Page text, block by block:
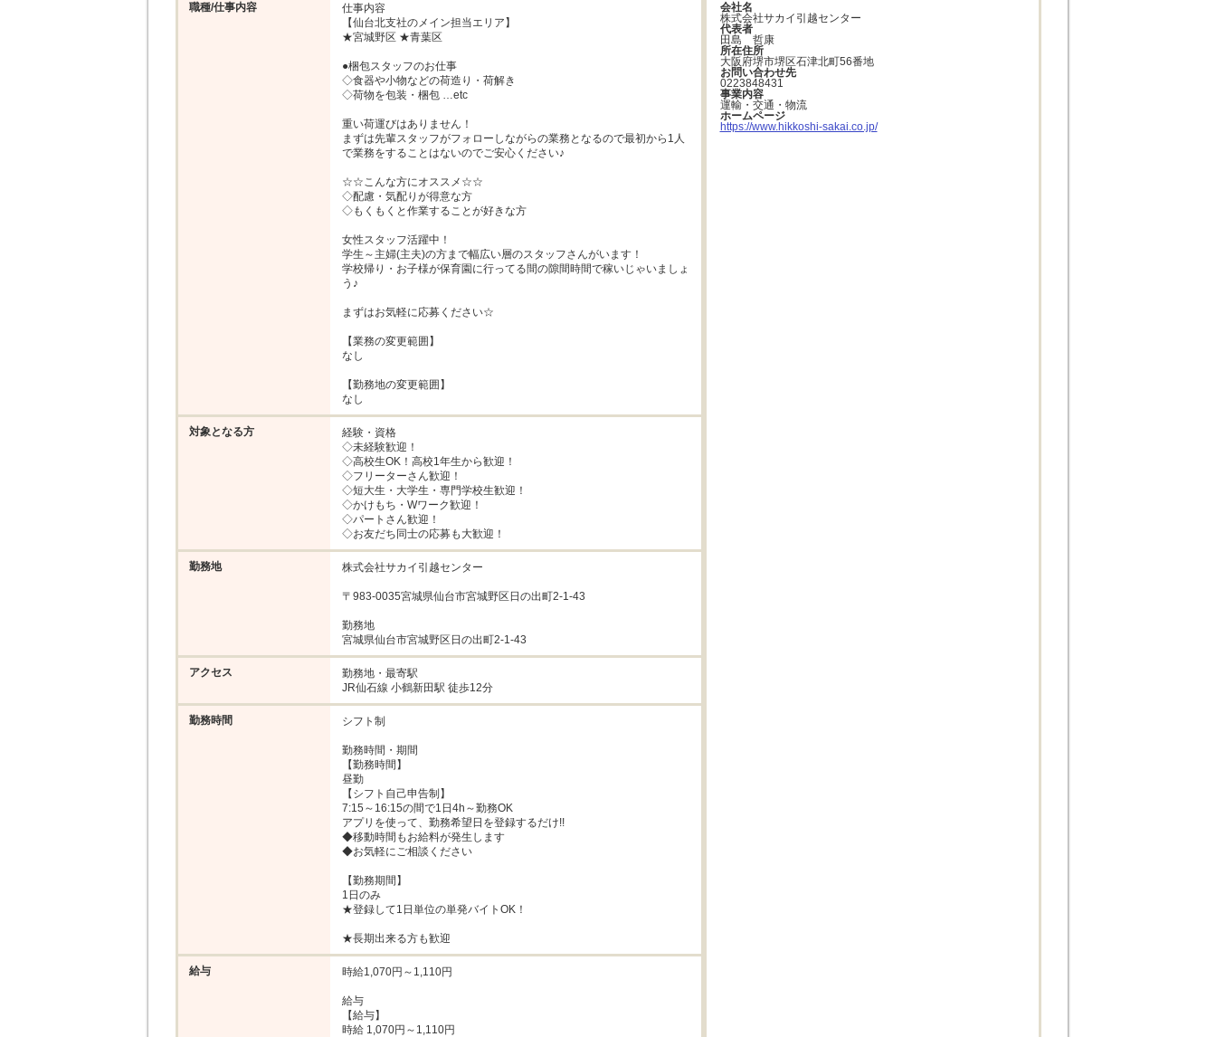
職種/仕事内容
仕事内容
【仙台北支社のメイン担当エリア】
★宮城野区 ★青葉区
●梱包スタッフのお仕事
◇食器や小物などの荷造り・荷解き
◇荷物を包装・梱包 …etc
重い荷運びはありません！
まずは先輩スタッフがフォローしながらの業務となるので最初から1人
で業務をすることはないのでご安心ください♪
☆☆こんな方にオススメ☆☆
◇配慮・気配りが得意な方
◇もくもくと作業することが好きな方
女性スタッフ活躍中！
学生～主婦(主夫)の方まで幅広い層のスタッフさんがいます！
学校帰り・お子様が保育園に行ってる間の隙間時間で稼いじゃいましょ
う♪
まずはお気軽に応募ください☆
【業務の変更範囲】
なし
【勤務地の変更範囲】
なし
対象となる方
経験・資格
◇未経験歓迎！
◇高校生OK！高校1年生から歓迎！
◇フリーターさん歓迎！
◇短大生・大学生・専門学校生歓迎！
◇かけもち・Wワーク歓迎！
◇パートさん歓迎！
◇お友だち同士の応募も大歓迎！
勤務地 株式会社サカイ引越センター
〒983-0035宮城県仙台市宮城野区日の出町2-1-43
勤務地
宮城県仙台市宮城野区日の出町2-1-43
アクセス
勤務地・最寄駅
JR仙石線 小鶴新田駅 徒歩12分
勤務時間 シフト制
勤務時間・期間
【勤務時間】
昼勤
【シフト自己申告制】
7:15～16:15の間で1日4h～勤務OK
アプリを使って、勤務希望日を登録するだけ!!
◆移動時間もお給料が発生します
◆お気軽にご相談ください
【勤務期間】
1日のみ
★登録して1日単位の単発バイトOK！
★長期出来る方も歓迎
給与 時給1,070円～1,110円
給与
【給与】
時給 1,070円～1,110円
会社名
株式会社サカイ引越センター
代表者
田島　哲康
所在住所
大阪府堺市堺区石津北町56番地
お問い合わせ先
0223848431
事業内容
運輸・交通・物流
ホームページ
https://www.hikkoshi-sakai.co.jp/